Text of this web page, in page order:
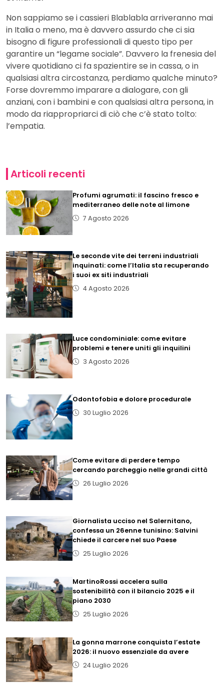
Non sappiamo se i cassieri Blablabla arriveranno mai
in Italia o meno, ma è davvero assurdo che ci sia
bisogno di figure professionali di questo tipo per
garantire un “legame sociale”. Davvero la frenesia del
vivere quotidiano ci fa spazientire se in cassa, o in
qualsiasi altra circostanza, perdiamo qualche minuto?
Forse dovremmo imparare a dialogare, con gli
anziani, con i bambini e con qualsiasi altra persona, in
modo da riappropriarci di ciò che c’è stato tolto:
l’empatia.
Articoli recenti
Profumi agrumati: il fascino fresco e
mediterraneo delle note al limone
7 Agosto 2026
Le seconde vite dei terreni industriali
inquinati: come l’Italia sta recuperando
i suoi ex siti industriali
4 Agosto 2026
Luce condominiale: come evitare
problemi e tenere uniti gli inquilini
3 Agosto 2026
Odontofobia e dolore procedurale
30 Luglio 2026
Come evitare di perdere tempo
cercando parcheggio nelle grandi città
26 Luglio 2026
Giornalista ucciso nel Salernitano,
confessa un 26enne tunisino: Salvini
chiede il carcere nel suo Paese
25 Luglio 2026
MartinoRossi accelera sulla
sostenibilità con il bilancio 2025 e il
piano 2030
25 Luglio 2026
La gonna marrone conquista l’estate
2026: il nuovo essenziale da avere
24 Luglio 2026